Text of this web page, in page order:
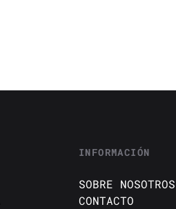
INFORMACIÓN
SOBRE NOSOTROS
CONTACTO